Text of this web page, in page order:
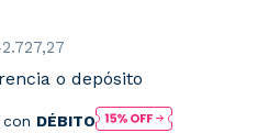
o depósito
con DÉBITO